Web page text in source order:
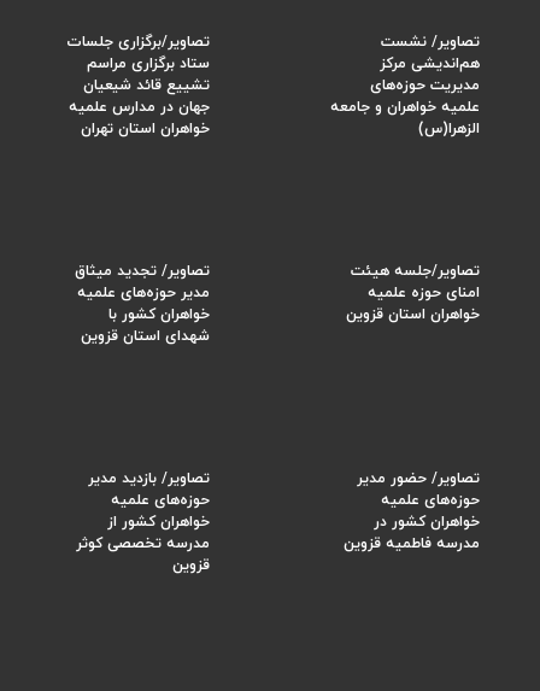
تصاویر/ نشست
هم‌اندیشی مرکز
مدیریت حوزه‌های
علمیه خواهران و جامعه
الزهرا(س)
تصاویر/برگزاری جلسات
ستاد برگزاری مراسم
تشییع قائد شیعیان
جهان در مدارس علمیه
خواهران استان تهران
تصاویر/جلسه هیئت
امنای حوزه علمیه
خواهران استان قزوین
تصاویر/ تجدید میثاق
مدیر حوزه‌های علمیه
خواهران کشور با
شهدای استان قزوین
تصاویر/ حضور مدیر
حوزه‌های علمیه
خواهران کشور در
مدرسه فاطمیه قزوین
تصاویر/ بازدید مدیر
حوزه‌های علمیه
خواهران کشور از
مدرسه تخصصی کوثر
قزوین